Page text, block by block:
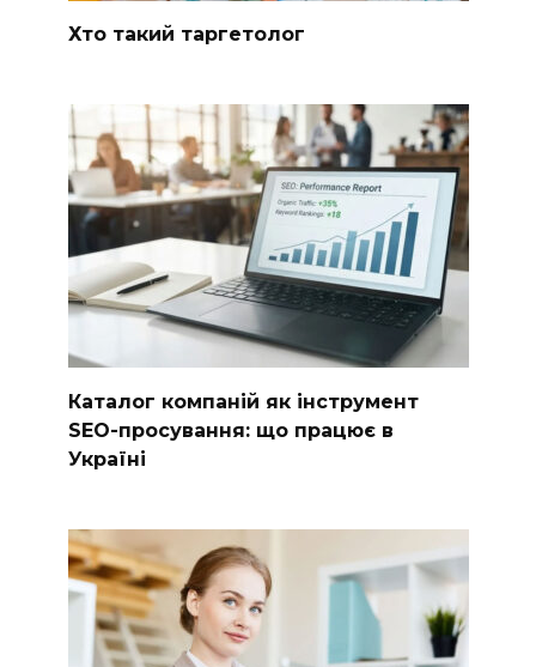
Хто такий таргетолог
Каталог компаній як інструмент
SEO-просування: що працює в
Україні